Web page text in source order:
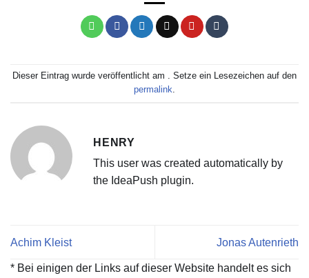
Dieser Eintrag wurde veröffentlicht am . Setze ein Lesezeichen auf den
permalink
HENRY
This user was created automatically by
the IdeaPush plugin.
Achim Kleist Jonas Autenrieth
* Bei einigen der Links auf dieser Website handelt es sich